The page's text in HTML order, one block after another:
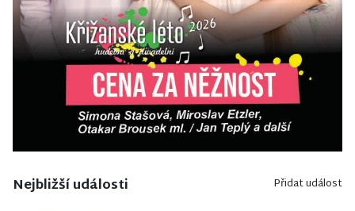
Nejbližší události Přidat událost